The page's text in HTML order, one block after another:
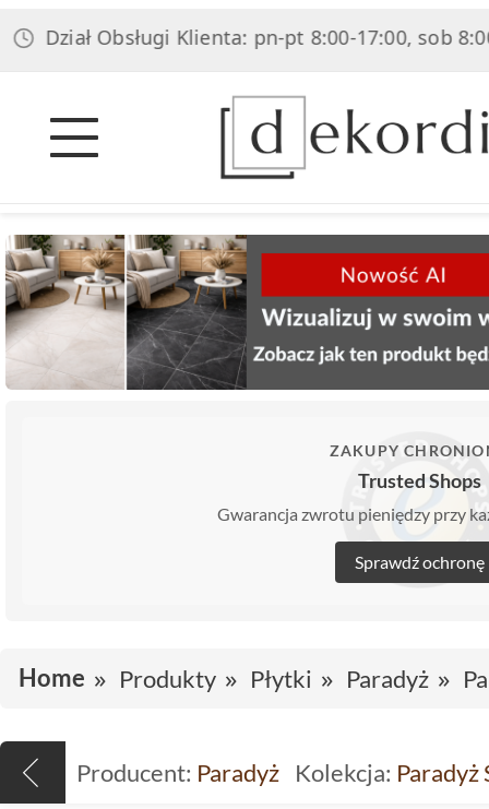
Obsługi Klienta: pn-pt 8:00-17:00, sob 8:00-14:00
ZAKUPY
Trusted Shops
Gwarancja zwrotu pieniędzy przy
Sprawdź ochronę
Home Produkty Płytki Paradyż
Producent: Paradyż Kolekcja: Paradyż